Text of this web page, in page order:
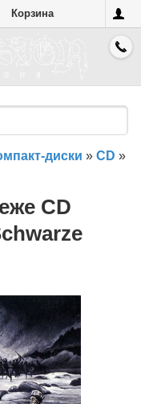
Корзина
диски » CD »
CD